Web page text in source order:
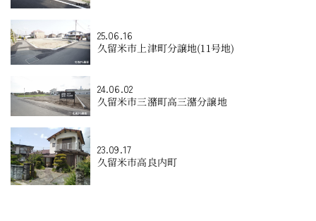
25.06.16
久留米市上津町分譲地(11号地)
24.06.02
久留米市三潴町高三潴分譲地
23.09.17
久留米市高良内町